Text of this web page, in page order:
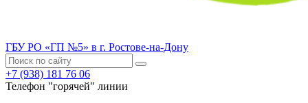
ГБУ РО «ГП №5» в г. Ростове-на-Дону
+7 (938) 181 76 06
Телефон "горячей" линии